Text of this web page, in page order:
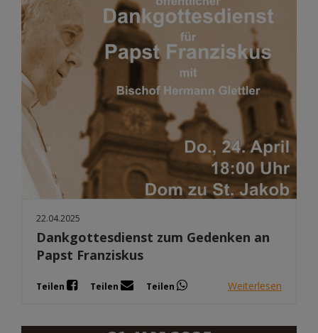
22.04.2025
Dankgottesdienst zum Gedenken an
Papst Franziskus
Teilen Teilen Teilen Weiterlesen